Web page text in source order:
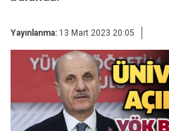
Yayınlanma: 13 Mart 2023 20:05